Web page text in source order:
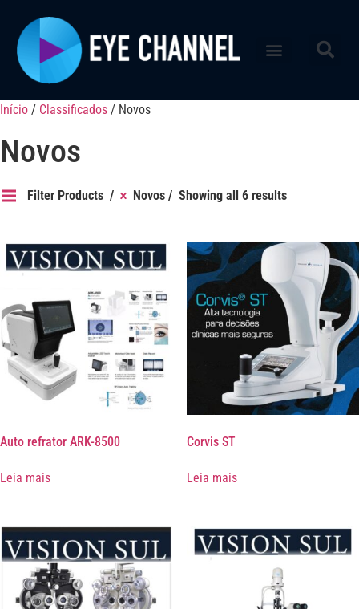
Início / Classificados / Novos
Novos
Filter Products Novos Showing all 6 results
Auto refrator ARK-8500
Leia mais
Corvis ST
Leia mais